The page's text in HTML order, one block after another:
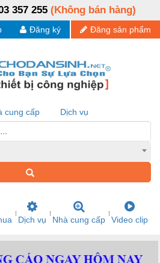
357 255 (Không bán hàng)
Đăng sản phẩm
Đăng ký
cung cấp Dịch vụ
Dịch vụ Nhà cung cấp Video clip